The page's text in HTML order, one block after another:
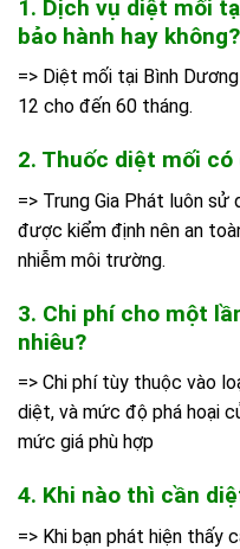
1. Dịch vụ diệt mối
bảo hành hay không?
=> Diệt mối tại Bình
12 cho đến 60 tháng.
2. Thuốc diệt mối
=> Trung Gia Phát luôn
được kiểm định nên an
nhiễm môi trường.
3. Chi phí cho một
nhiêu?
=> Chi phí tùy thuộc vào
diệt, và mức độ phá hoại
mức giá phù hợp
4. Khi nào thì cần
=> Khi bạn phát hiện thấy